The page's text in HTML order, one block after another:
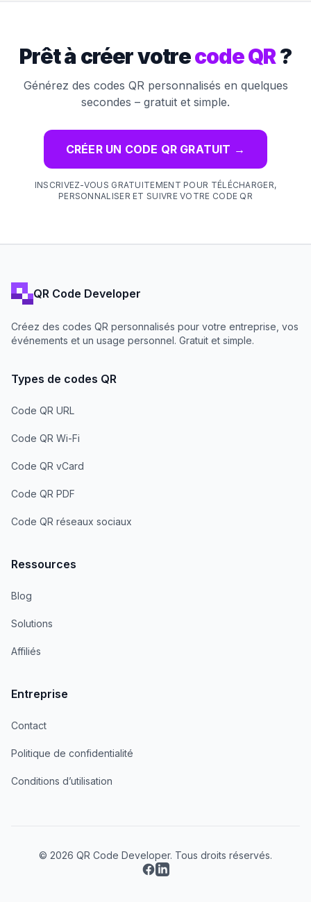
Prêt à créer votrecode QR?
Générez des codes QR personnalisés en quelques
secondes – gratuit et simple.
CRÉER UN CODE QR GRATUIT →
INSCRIVEZ-VOUS GRATUITEMENT POUR TÉLÉCHARGER,
PERSONNALISER ET SUIVRE VOTRE CODE QR
QR Code Developer
Créez des codes QR personnalisés pour votre entreprise, vos
événements et un usage personnel. Gratuit et simple.
Types de codes QR
Code QR URL
Code QR Wi-Fi
Code QR vCard
Code QR PDF
Code QR réseaux sociaux
Ressources
Blog
Solutions
Affiliés
Entreprise
Contact
Politique de confidentialité
Conditions d’utilisation
© 2026 QR Code Developer. Tous droits réservés.